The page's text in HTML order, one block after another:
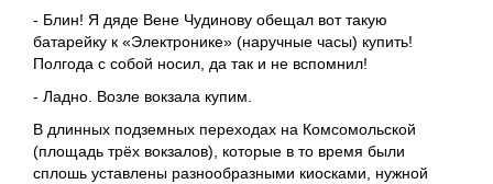
- Блин! Я дяде Вене Чудинову обещал вот такую
батарейку к «Электронике» (наручные часы) купить!
Полгода с собой носил, да так и не вспомнил!
- Ладно. Возле вокзала купим.
В длинных подземных переходах на Комсомольской
(площадь трёх вокзалов), которые в то время были
сплошь уставлены разнообразными киосками, нужной